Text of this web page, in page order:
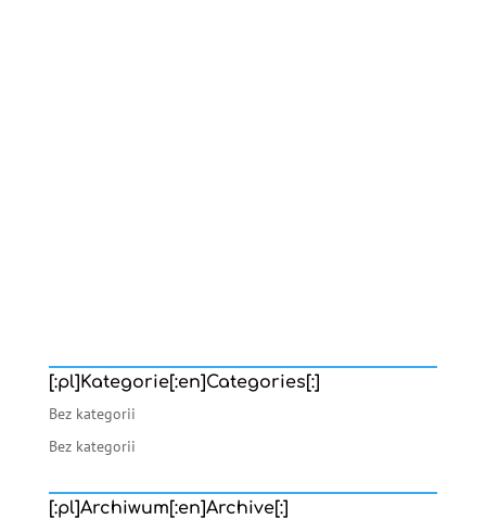
[:pl]Kategorie[:en]Categories[:]
Bez kategorii
Bez kategorii
[:pl]Archiwum[:en]Archive[:]